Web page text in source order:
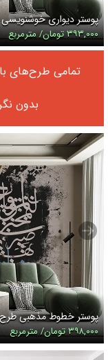
پوستر دیواری
۳۹۳,۰۰۰ تومان/ مترمربع
تمامی طرح‌های
بدون
پوستر خطوط مذهبی
۳۹۸,۰۰۰ تومان/ مترمربع